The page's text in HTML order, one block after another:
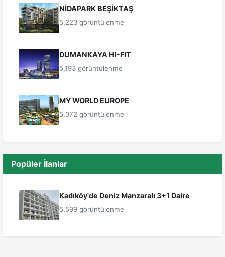
NİDAPARK BEŞİKTAŞ
5,223 görüntülenme
DUMANKAYA HI-FIT
5,193 görüntülenme
MY WORLD EUROPE
5,072 görüntülenme
Popüler İlanlar
Kadıköy'de Deniz Manzaralı 3+1 Daire
5,599 görüntülenme